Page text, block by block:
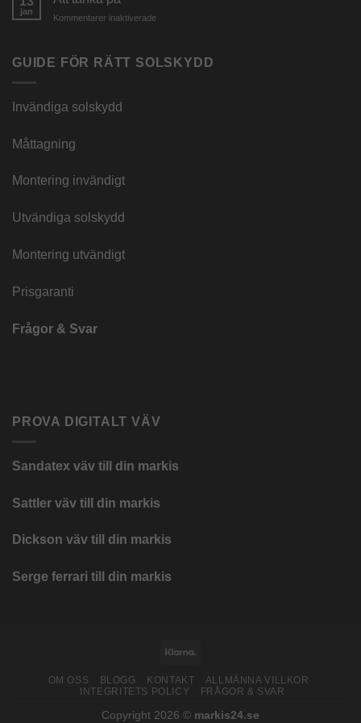
jan
Kommentarer inaktiverade
på
GUIDE FÖR RÄTT SOLSKYDD
Invändiga solskydd
Måttagning
Montering invändigt
Utvändiga solskydd
Montering utvändigt
Prisgaranti
Frågor & Svar
PROVA DIGITALT VÄV
Sandatex väv till din markis
Sattler väv till din markis
Dickson väv till din markis
Serge ferrari till din markis
OM OSS BLOGG KONTAKT
ALLMÄNNA VILLKOR
INTEGRITETS POLICY
FRÅGOR & SVAR
Copyright 2026 © markis24.se